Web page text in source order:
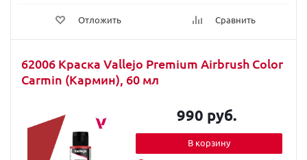
Отложить Сравнить
62006 Краска Vallejo Premium Airbrush Color
Carmin (Кармин), 60 мл
990 руб.
В корзину